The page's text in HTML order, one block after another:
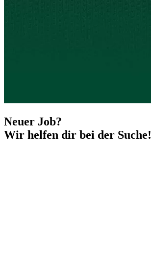
Neuer Job?
Wir helfen dir bei der Suche!